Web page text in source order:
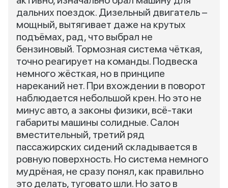
дальних поездок. Дизельный двигатель –
мощный, вытягивает даже на крутых
подъёмах, рад, что выбрал не
бензиновый. Тормозная система чёткая,
точно реагирует на команды. Подвеска
немного жёсткая, но в принципе
нареканий нет. При вхождении в поворот
наблюдается небольшой крен. Но это не
минус авто, а законы физики, всё-таки
габариты машины солидные. Салон
вместительный, третий ряд
пассажирских сидений складывается в
ровную поверхность. Но система немного
мудрёная, не сразу понял, как правильно
это делать, туговато шли. Но зато в